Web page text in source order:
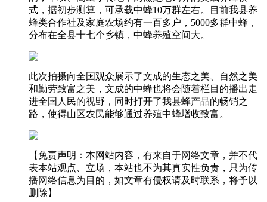
式，据初步测算，可承载中蜂10万群左右。目前我县养
蜂类合作社及家庭农场约有一百多户，5000多群中蜂，
分布在全县十七个乡镇，中蜂养殖空间大。
此次拍摄向全国观众展示了文成的生态之美、自然之美
和勤劳致富之美，文成的中蜂也将会随着栏目的播出走
进全国人民的视野，同时打开了我县蜂产品的畅销之
路，使得山区农民能够通过养殖中蜂增收致富。
【免责声明：本网站内容，有来自于网络文章，并不代
表本站观点、立场，本站也不为其真实性负责，只为传
播网络信息为目的，如文章有侵权请及时联系，将予以
删除】